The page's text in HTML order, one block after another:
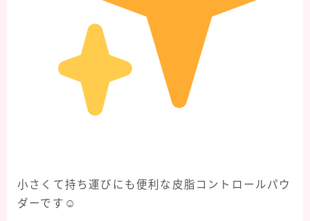
小さくて持ち運びにも便利な皮脂コントロールパウ
ダーです☺